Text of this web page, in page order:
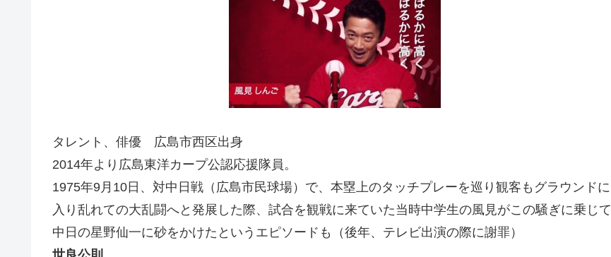
タレント、俳優 広島市西区出身
2014年より広島東洋カープ公認応援隊員。
1975年9月10日、対中日戦（広島市民球場）で、本塁上のタッチプレーを巡り観客もグラウンドに
入り乱れての大乱闘へと発展した際、試合を観戦に来ていた当時中学生の風見がこの騒ぎに乗じて
中日の星野仙一に砂をかけたというエピソードも（後年、テレビ出演の際に謝罪）